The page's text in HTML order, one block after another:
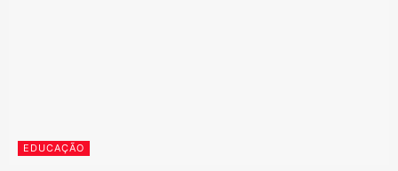
EDUCAÇÃO